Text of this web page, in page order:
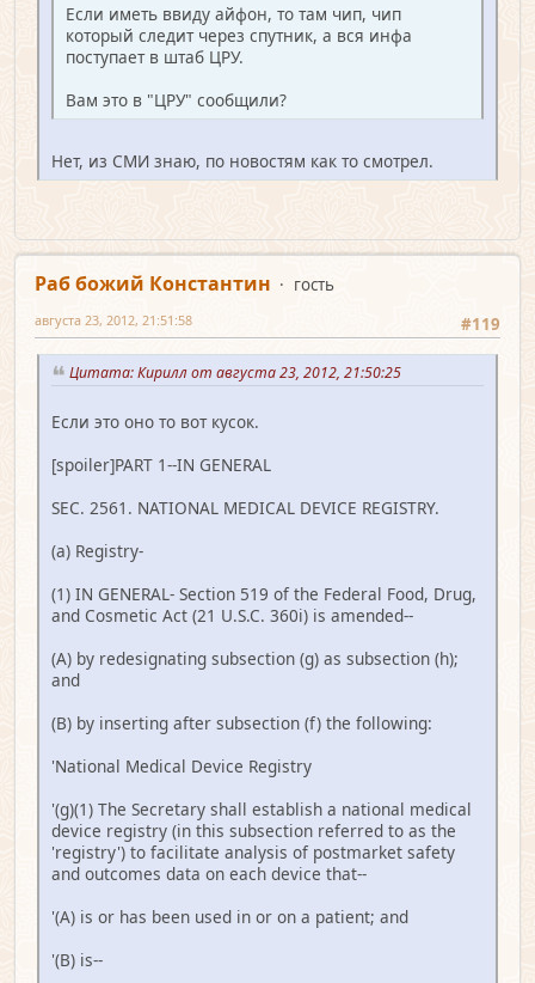
Если иметь ввиду айфон, то там чип, чип
который следит через спутник, а вся инфа
поступает в штаб ЦРУ.
Вам это в "ЦРУ" сообщили?
Нет, из СМИ знаю, по новостям как то смотрел.
Раб божий Константин
гость
#119
августа 23, 2012, 21:51:58
Цитата: Кирилл от августа 23, 2012, 21:50:25
Если это оно то вот кусок.
[spoiler]PART 1--IN GENERAL
SEC. 2561. NATIONAL MEDICAL DEVICE REGISTRY.
(a) Registry-
(1) IN GENERAL- Section 519 of the Federal Food, Drug,
and Cosmetic Act (21 U.S.C. 360i) is amended--
(A) by redesignating subsection (g) as subsection (h);
and
(B) by inserting after subsection (f) the following:
'National Medical Device Registry
'(g)(1) The Secretary shall establish a national medical
device registry (in this subsection referred to as the
'registry') to facilitate analysis of postmarket safety
and outcomes data on each device that--
'(A) is or has been used in or on a patient; and
'(B) is--